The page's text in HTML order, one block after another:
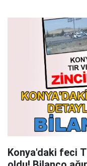
Konya'daki feci